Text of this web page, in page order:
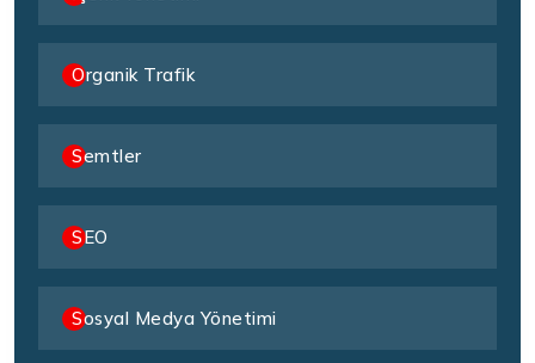
Organik Trafik
Semtler
SEO
Sosyal Medya Yönetimi